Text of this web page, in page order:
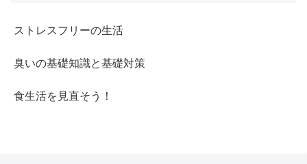
ストレスフリーの生活
臭いの基礎知識と基礎対策
食生活を見直そう！